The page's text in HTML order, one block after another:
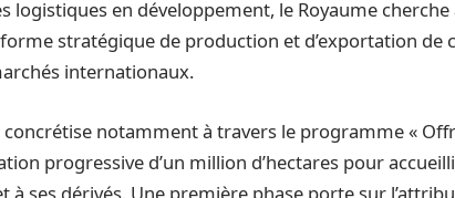
logistiques en développement, le Royaume
stratégique de production et d’exportation de
internationaux.
notamment à travers le programme «
progressive d’un million d’hectares pour
à ses dérivés. Une première phase porte sur